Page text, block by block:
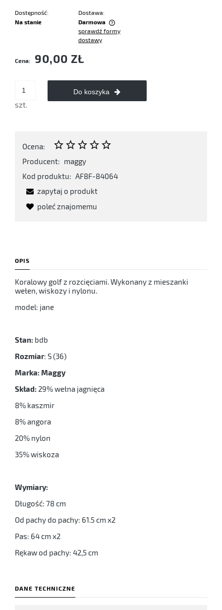
Dostępność:
Na stanie
Dostawa:
Darmowa
Cena nie zawiera ewentualnych kosztów płatności
sprawdź formy
dostawy
Cena: 90,00 ZŁ
szt.
Do koszyka
Ocena:
Producent: maggy
Kod produktu: AF8F-84064
zapytaj o produkt
poleć znajomemu
OPIS
Koralowy golf z rozcięciami. Wykonany z mieszanki
wełen, wiskozy i nylonu.
model: jane
Stan: bdb
Rozmiar: S (36)
Marka: Maggy
Skład: 29% wełna jagnięca
8% kaszmir
8% angora
20% nylon
35% wiskoza
Wymiary:
Długość: 78 cm
Od pachy do pachy: 61.5 cm x2
Pas: 64 cm x2
Rękaw od pachy: 42,5 cm
DANE TECHNICZNE